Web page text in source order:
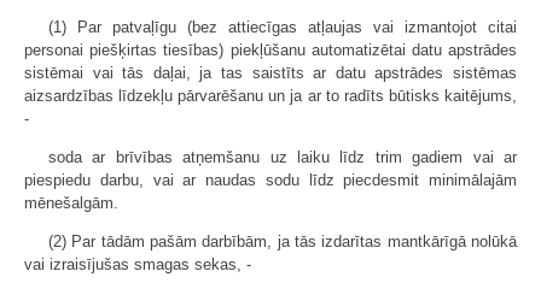
(1) Par patvaļīgu (bez attiecīgas atļaujas vai izmantojot citai
personai piešķirtas tiesības) piekļūšanu automatizētai datu apstrādes
sistēmai vai tās daļai, ja tas sais­tīts ar datu apstrādes sistēmas
aizsardzības līdzekļu pārvarēšanu un ja ar to radīts būtisks kaitējums,
-
soda ar brīvības atņemšanu uz laiku līdz trim gadiem vai ar
piespiedu darbu, vai ar naudas sodu līdz piecdesmit minimālajām
mēnešalgām.
(2) Par tādām pašām darbībām, ja tās izdarītas mantkārīgā nolūkā
vai izraisījušas smagas sekas, -